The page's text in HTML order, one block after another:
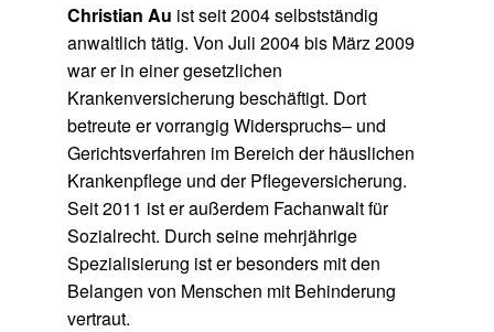
Christian Au ist seit 2004 selbstständig
anwaltlich tätig. Von Juli 2004 bis März 2009
war er in einer gesetzlichen
Krankenversicherung beschäftigt. Dort
betreute er vorrangig Widerspruchs– und
Gerichtsverfahren im Bereich der häuslichen
Krankenpflege und der Pflegeversicherung.
Seit 2011 ist er außerdem Fachanwalt für
Sozialrecht. Durch seine mehrjährige
Spezialisierung ist er besonders mit den
Belangen von Menschen mit Behinderung
vertraut.